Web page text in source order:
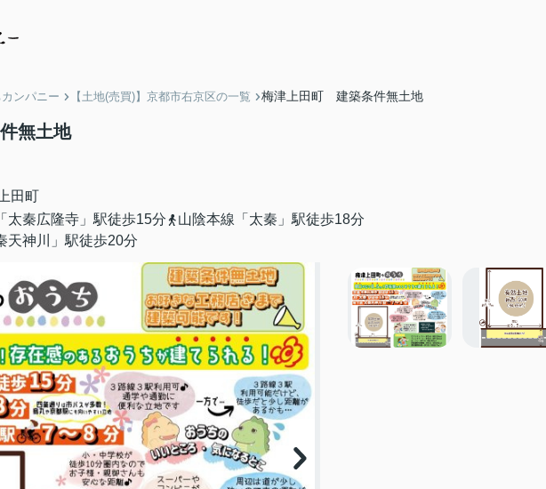
ンパニー 【土地(売買)】京都市右京区の一覧 梅津上田町 建築条件無土地
無土地
田町
太秦広隆寺」駅徒歩15分
山陰本線「太秦」駅徒歩18分
天神川」駅徒歩20分